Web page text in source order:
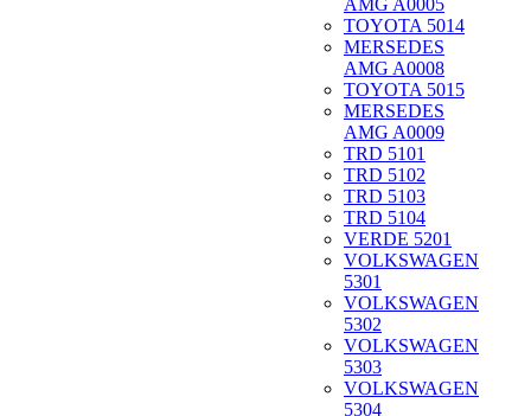
AMG A0005
TOYOTA 5014
MERSEDES
AMG A0008
TOYOTA 5015
MERSEDES
AMG A0009
TRD 5101
TRD 5102
TRD 5103
TRD 5104
VERDE 5201
VOLKSWAGEN
5301
VOLKSWAGEN
5302
VOLKSWAGEN
5303
VOLKSWAGEN
5304